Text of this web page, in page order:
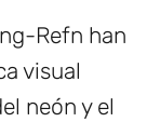
Refn han
visual
neón y el